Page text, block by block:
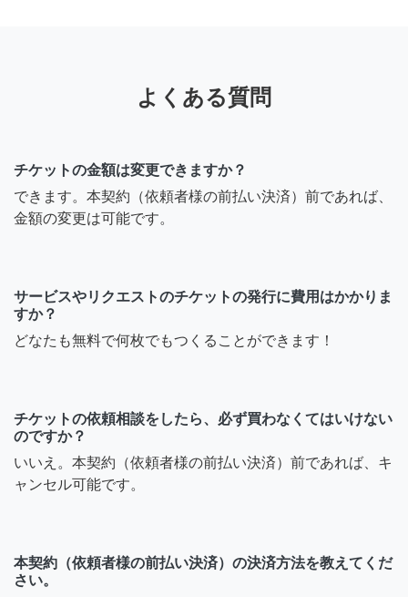
よくある質問
チケットの金額は変更できますか？
できます。本契約（依頼者様の前払い決済）前であれば、
金額の変更は可能です。
サービスやリクエストのチケットの発行に費用はかかりま
すか？
どなたも無料で何枚でもつくることができます！
チケットの依頼相談をしたら、必ず買わなくてはいけない
のですか？
いいえ。本契約（依頼者様の前払い決済）前であれば、キ
ャンセル可能です。
本契約（依頼者様の前払い決済）の決済方法を教えてくだ
さい。